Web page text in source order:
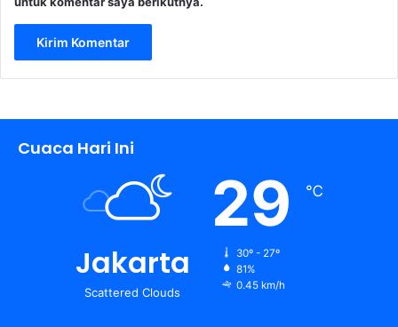
Cuaca Hari Ini
Jakarta
Scattered Clouds
29 ℃
30º - 27º
81%
0.45 km/h